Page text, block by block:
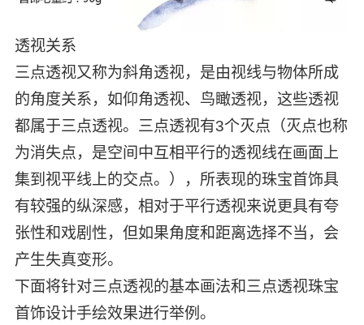
透视关系
三点透视又称为斜角透视，是由视线与物体所成
的角度关系，如仰角透视、鸟瞰透视，这些透视
都属于三点透视。三点透视有3个灭点（灭点也称
为消失点，是空间中互相平行的透视线在画面上
集到视平线上的交点。），所表现的珠宝首饰具
有较强的纵深感，相对于平行透视来说更具有夸
张性和戏剧性，但如果角度和距离选择不当，会
产生失真变形。
下面将针对三点透视的基本画法和三点透视珠宝
首饰设计手绘效果进行举例。